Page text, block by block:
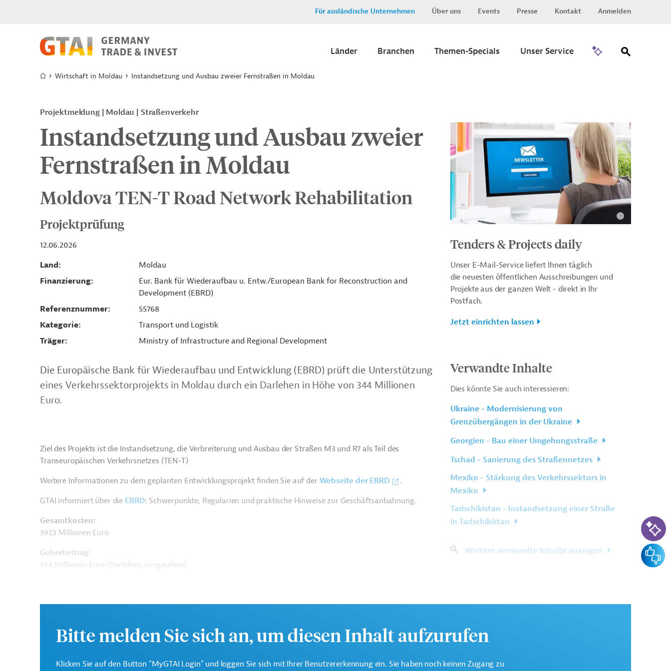
Für ausländische Unternehmen Über uns Events Presse Kontakt Anmelden
Länder Branchen Themen-Specials Unser Service
Wirtschaft in Moldau Instandsetzung und Ausbau zweier Fernstraßen in Moldau
Projektmeldung Moldau Straßenverkehr
Instandsetzung und Ausbau zweier
Fernstraßen in Moldau
Moldova TEN-T Road Network Rehabilitation
Projektprüfung
12.06.2026
Land
Moldau
Finanzierung
Eur. Bank für Wiederaufbau u. Entw./European Bank for Reconstruction and
Development (EBRD)
Referenznummer
55768
Kategorie
Transport und Logistik
Träger
Ministry of Infrastructure and Regional Development
Die Europäische Bank für Wiederaufbau und Entwicklung (EBRD) prüft die Unterstützung
eines Verkehrssektorprojekts in Moldau durch ein Darlehen in Höhe von 344 Millionen
Euro.
Ziel des Projekts ist die Instandsetzung, die Verbreiterung und Ausbau der Straßen M3 und R7 als Teil des
Transeuropäischen Verkehrsnetzes (TEN-T)
Weitere Informationen zu dem geplanten Entwicklungsprojekt finden Sie auf der Webseite der EBRD
.
GTAI informiert über die EBRD: Schwerpunkte, Regularien und praktische Hinweise zur Geschäftsanbahnung.
Gesamtkosten:
397,3 Millionen Euro
Geberbeitrag:
344 Millionen Euro (Darlehen, vorgesehen)
Kontaktadressen
Europäische Bank für
Tenders & Projects daily
Unser E-Mail-Service liefert Ihnen täglich
die neuesten öffentlichen Ausschreibungen und
Projekte aus der ganzen Welt - direkt in Ihr
Postfach.
Jetzt einrichten lassen
Verwandte Inhalte
Dies könnte Sie auch interessieren:
Ukraine - Modernisierung von
Grenzübergängen in der Ukraine
Georgien - Bau einer Umgehungsstraße
Tschad - Sanierung des Straßennetzes
Mexiko - Stärkung des Verkehrssektors in
Mexiko
Tadschikistan - Instandsetzung einer Straße
in Tadschikistan
Weitere verwandte Inhalte anzeigen
Bitte melden Sie sich an, um diesen Inhalt aufzurufen
Klicken Sie auf den Button "MyGTAI Login" und loggen Sie sich mit Ihrer Benutzererkennung ein. Sie haben noch keinen Zugang zu
KI-